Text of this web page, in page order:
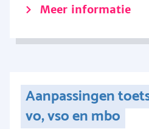
Meer informatie
Aanpassingen
vo, vso en mbo